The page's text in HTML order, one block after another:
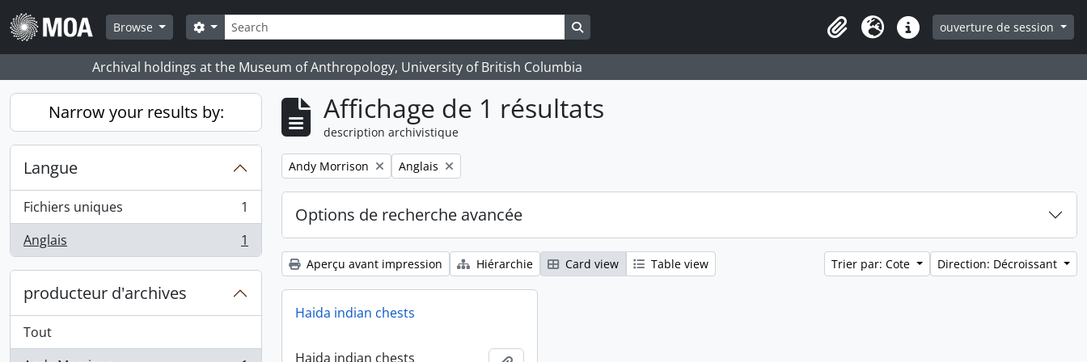
Skip to main content
Browse
Rechercher
Search options Search in browse page
ClipboardLangueLiens rapidesouverture de session
Archival holdings at the Museum of Anthropology, University of British Columbia
Narrow your results by:
Langue
Fichiers uniques
, 1 résultats
1
Anglais
, 1 résultats 1
producteur d'archives
Tout
Affichage de 1 résultats
description archivistique
Remove filter:
Andy Morrison Remove filter:
Anglais
Options de recherche avancée
Aperçu avant impression Hiérarchie Card view Table view Trier par: Cote Direction: Décroissant
Haida indian chests
Haida indian chests